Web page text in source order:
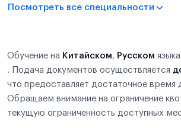
Посмотреть все специальности
Обучение на Китайском, Русском
. Подача документов осуществляется
что предоставляет достаточное время
Обращаем внимание на ограничение
текущую ограниченность доступных